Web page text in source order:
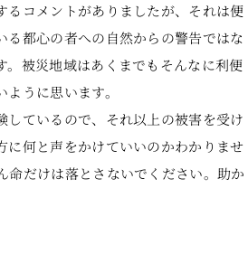
るコメントがありましたが、それは便
る都心の者への自然からの警告ではな
。被災地域はあくまでもそんなに利便
うに思います。
しているので、それ以上の被害を受け
に何と声をかけていいのかわかりませ
命だけは落とさないでください。助か